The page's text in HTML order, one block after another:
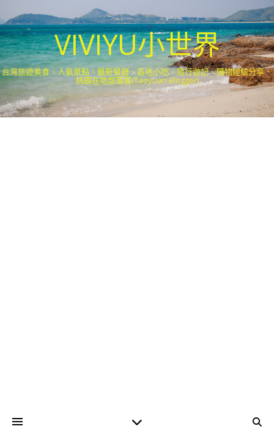
VIVIYU小世界
台灣旅遊美食、人氣景點、最新餐廳、各地小吃、旅行遊記、購物經驗分享．
桃園在地部落客(Taoyuan Blogger)